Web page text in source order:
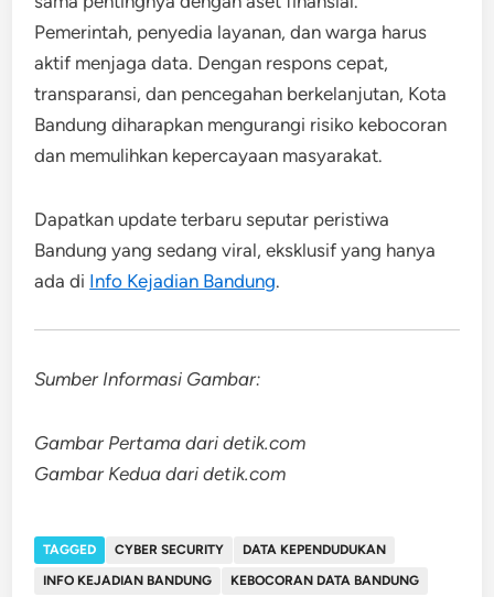
Pemerintah, penyedia layanan, dan warga harus
aktif menjaga data. Dengan respons cepat,
transparansi, dan pencegahan berkelanjutan, Kota
Bandung diharapkan mengurangi risiko kebocoran
dan memulihkan kepercayaan masyarakat.
Dapatkan update terbaru seputar peristiwa
Bandung yang sedang viral, eksklusif yang hanya
ada di Info Kejadian Bandung.
Sumber Informasi Gambar:
Gambar Pertama dari detik.com
Gambar Kedua dari detik.com
TAGGED CYBER SECURITY
DATA KEPENDUDUKAN
INFO KEJADIAN BANDUNG
KEBOCORAN DATA BANDUNG